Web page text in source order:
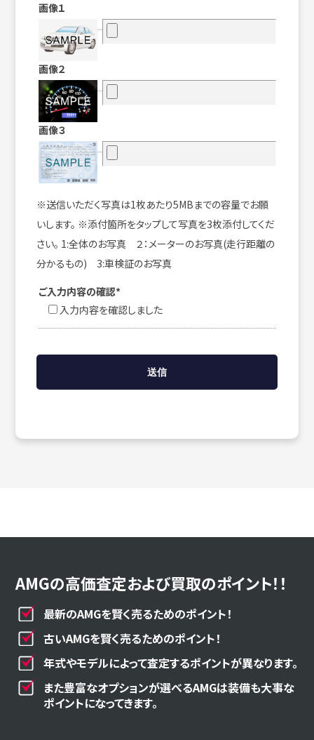
画像１
画像２
画像３
※送信いただく写真は1枚あたり5MBまでの容量でお願
いします。 ※添付箇所をタップして写真を3枚添付してくだ
さい。 1:全体のお写真 ２：メーターのお写真(走行距離の
分かるもの) 3:車検証のお写真
ご入力内容の確認*
入力内容を確認しました
AMGの高価査定および買取のポイント！！
最新のAMGを賢く売るためのポイント！
古いAMGを賢く売るためのポイント！
年式やモデルによって査定するポイントが異なります。
また豊富なオプションが選べるAMGは装備も大事な
ポイントになってきます。